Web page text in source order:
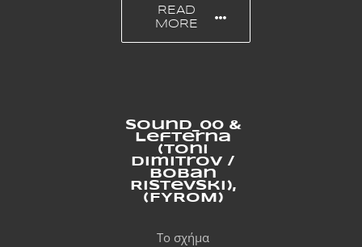
READ
MORE
Sound_00 &
Lefterna
(Toni
Dimitrov /
Boban
Ristevski),
(FYROM)
Το σχήμα